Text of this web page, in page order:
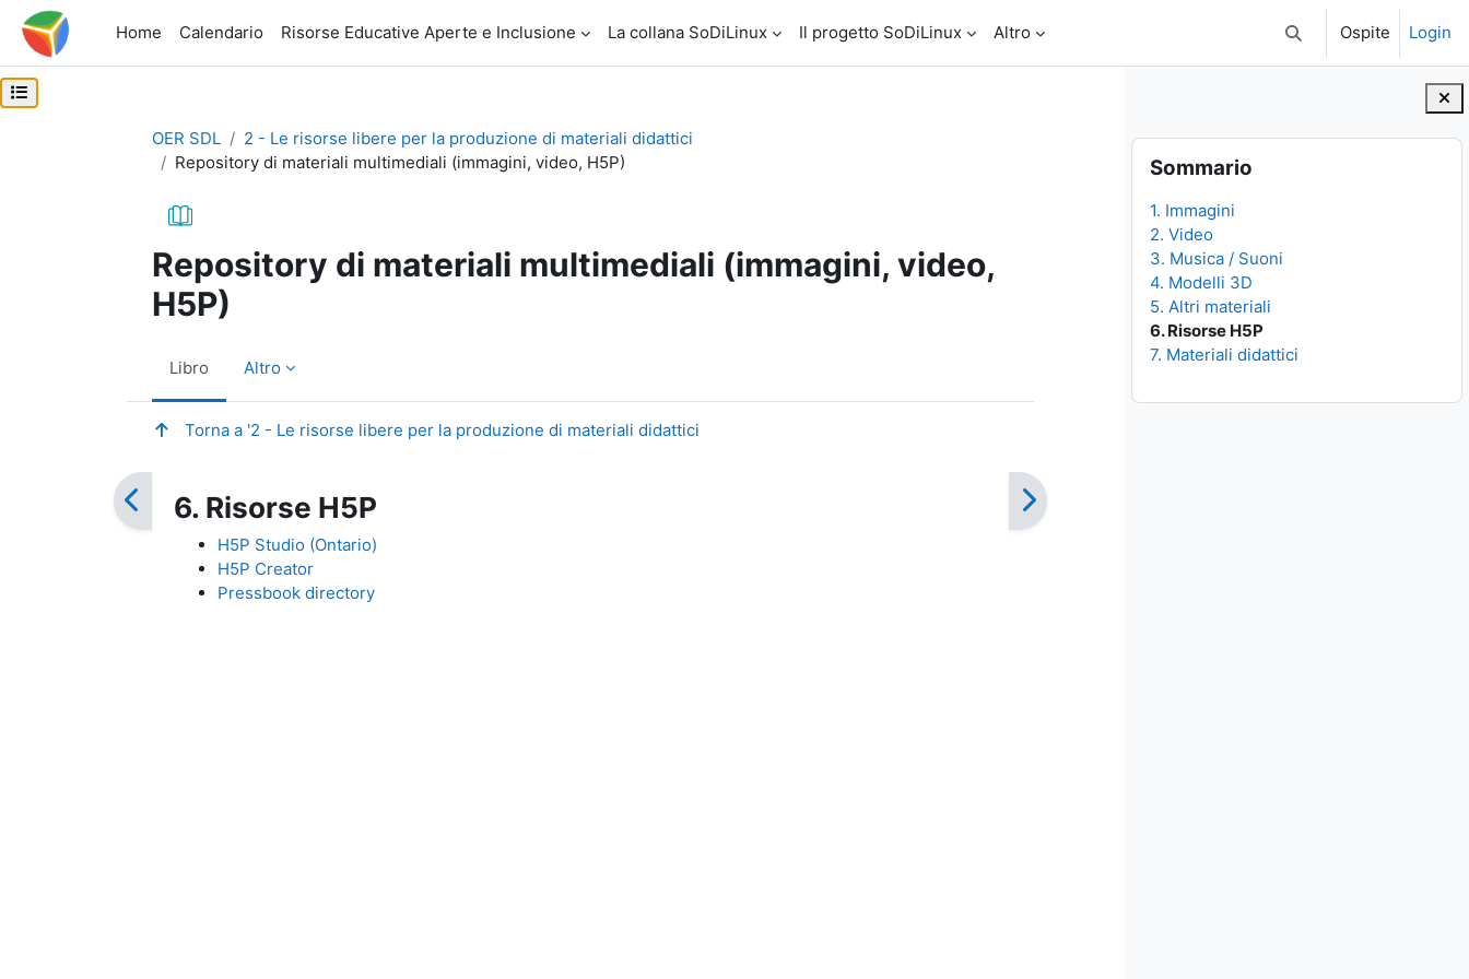
Vai al contenuto principale
Home
Calendario Risorse Educative Aperte e Inclusione La collana SoDiLinux Il progetto SoDiLinux Altro Attiva/disattiva input di
Ospite Login
Blocchi
Salta Sommario
Sommario
1. Immagini
2. Video
3. Musica / Suoni
4. Modelli 3D
5. Altri materiali
6. Risorse H5P
7. Materiali didattici
Apri indice del corso
OER SDL
2 - Le risorse libere per la produzione di materiali didattici
Repository di materiali multimediali (immagini, video, H5P)
Repository di materiali multimediali (immagini, video,
H5P)
Libro Altro
Torna a '2 - Le risorse libere per la produzione di materiali didattici
6. Risorse H5P
H5P Studio (Ontario)
H5P Creator
Pressbook directory